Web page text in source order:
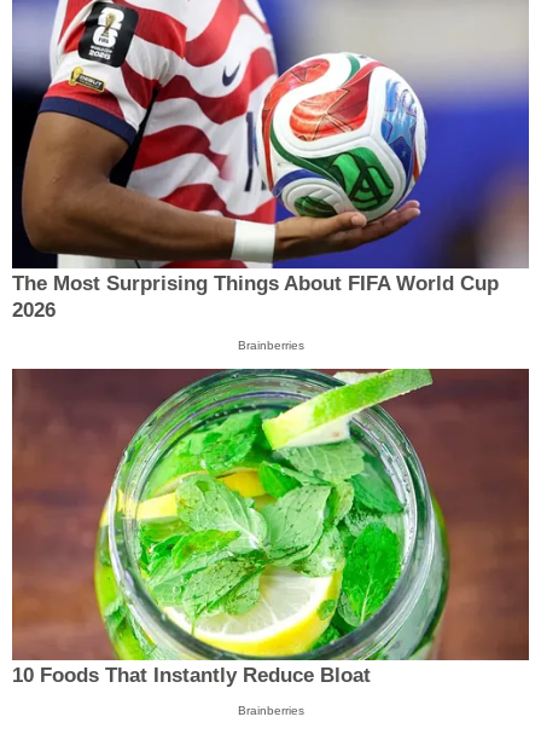
The Most Surprising Things About FIFA World Cup
2026
Brainberries
10 Foods That Instantly Reduce Bloat
Brainberries